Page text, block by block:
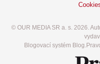
© OUR MEDIA SR a. s. 2026.
Blogovací systém